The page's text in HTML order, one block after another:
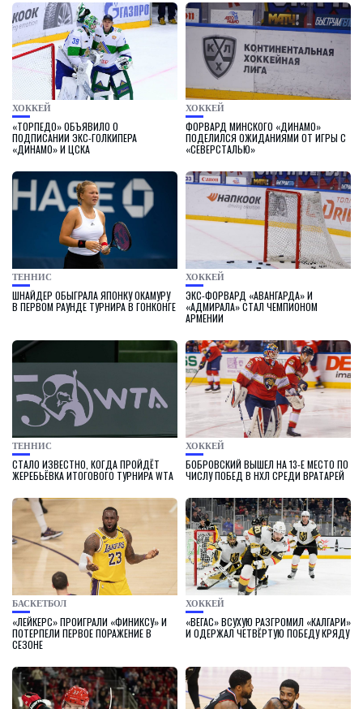
ХОККЕЙ
«ТОРПЕДО» ОБЪЯВИЛО О
ПОДПИСАНИИ ЭКС-ГОЛКИПЕРА
«ДИНАМО» И ЦСКА
ХОККЕЙ
ФОРВАРД МИНСКОГО «ДИНАМО»
ПОДЕЛИЛСЯ ОЖИДАНИЯМИ ОТ ИГРЫ С
«СЕВЕРСТАЛЬЮ»
ТЕННИС
ШНАЙДЕР ОБЫГРАЛА ЯПОНКУ ОКАМУРУ
В ПЕРВОМ РАУНДЕ ТУРНИРА В ГОНКОНГЕ
ХОККЕЙ
ЭКС-ФОРВАРД «АВАНГАРДА» И
«АДМИРАЛА» СТАЛ ЧЕМПИОНОМ
АРМЕНИИ
ТЕННИС
СТАЛО ИЗВЕСТНО, КОГДА ПРОЙДЁТ
ЖЕРЕБЬЁВКА ИТОГОВОГО ТУРНИРА WTA
ХОККЕЙ
БОБРОВСКИЙ ВЫШЕЛ НА 13-Е МЕСТО ПО
ЧИСЛУ ПОБЕД В НХЛ СРЕДИ ВРАТАРЕЙ
БАСКЕТБОЛ
«ЛЕЙКЕРС» ПРОИГРАЛИ «ФИНИКСУ» И
ПОТЕРПЕЛИ ПЕРВОЕ ПОРАЖЕНИЕ В
СЕЗОНЕ
ХОККЕЙ
«ВЕГАС» ВСУХУЮ РАЗГРОМИЛ «КАЛГАРИ»
И ОДЕРЖАЛ ЧЕТВЁРТУЮ ПОБЕДУ КРЯДУ